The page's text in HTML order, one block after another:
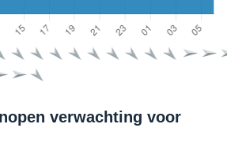
verwachting voor